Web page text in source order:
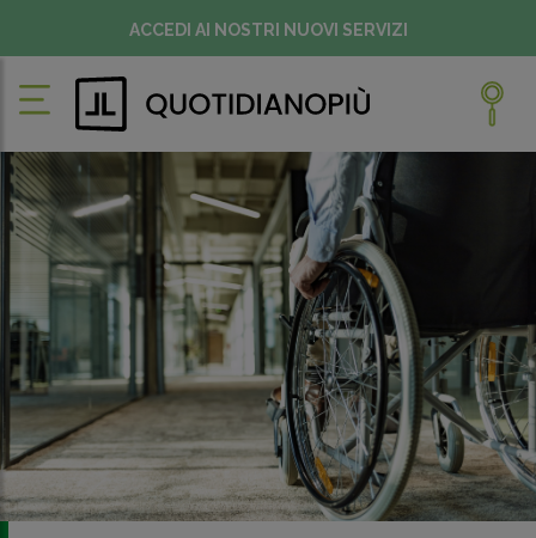
ACCEDI AI NOSTRI NUOVI SERVIZI